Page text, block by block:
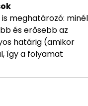
meghatározó: minél
és erősebb az
határig (amikor
így a folyamat